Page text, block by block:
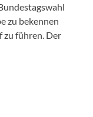
zu bekennen
zu führen. Der